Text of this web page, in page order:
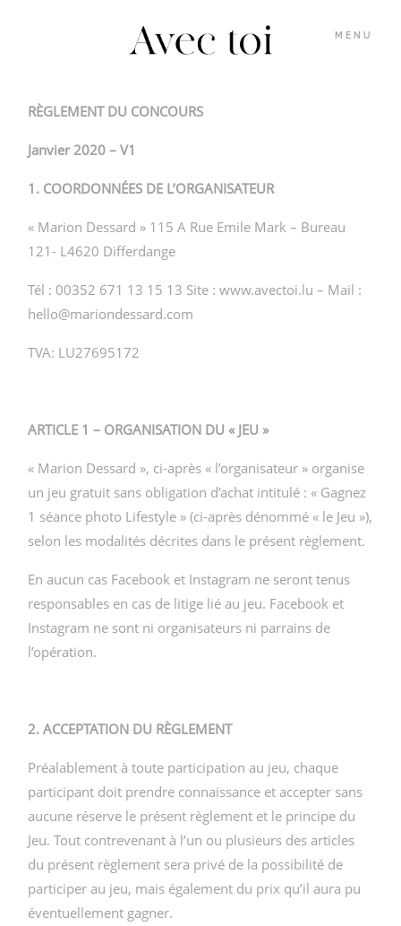
MENU
RÈGLEMENT DU CONCOURS
Janvier 2020 – V1
1. COORDONNÉES DE L’ORGANISATEUR
« Marion Dessard » 115 A Rue Emile Mark – Bureau
121- L4620 Differdange
Tél : 00352 671 13 15 13 Site : www.avectoi.lu – Mail :
hello@mariondessard.com
TVA: LU27695172
ARTICLE 1 – ORGANISATION DU « JEU »
« Marion Dessard », ci-après « l’organisateur » organise
un jeu gratuit sans obligation d’achat intitulé : « Gagnez
1 séance photo Lifestyle » (ci-après dénommé « le Jeu »),
selon les modalités décrites dans le présent règlement.
En aucun cas Facebook et Instagram ne seront tenus
responsables en cas de litige lié au jeu. Facebook et
Instagram ne sont ni organisateurs ni parrains de
l’opération.
2. ACCEPTATION DU RÈGLEMENT
Préalablement à toute participation au jeu, chaque
participant doit prendre connaissance et accepter sans
aucune réserve le présent règlement et le principe du
Jeu. Tout contrevenant à l’un ou plusieurs des articles
du présent règlement sera privé de la possibilité de
participer au jeu, mais également du prix qu’il aura pu
éventuellement gagner.
INFOS
MARION
M’ÉCRIRE
©2019 MARION DESSARD